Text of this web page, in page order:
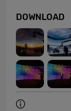
DOWNLOAD